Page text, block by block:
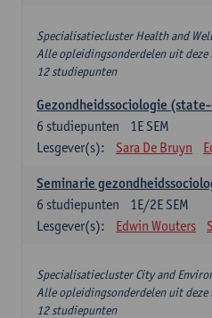
Specialisatiecluster Health and
Alle opleidingsonderdelen uit
12 studiepunten
Gezondheidssociologie
1E SEM
6 studiepunten
Lesgever(s):
Sara De Bruyn
Seminarie
1E/2E SEM
6 studiepunten
Lesgever(s):
Edwin Wouters
Specialisatiecluster City and
Alle opleidingsonderdelen uit
12 studiepunten